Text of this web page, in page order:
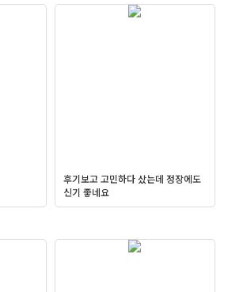
후기보고 고민하다 샀는데 정장에도
신기 좋네요